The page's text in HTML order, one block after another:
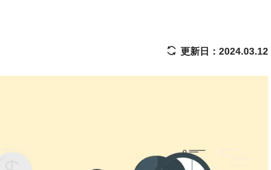
更新日：2024.03.12